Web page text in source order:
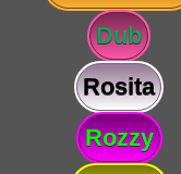
Dub
Rosita
Rozzy